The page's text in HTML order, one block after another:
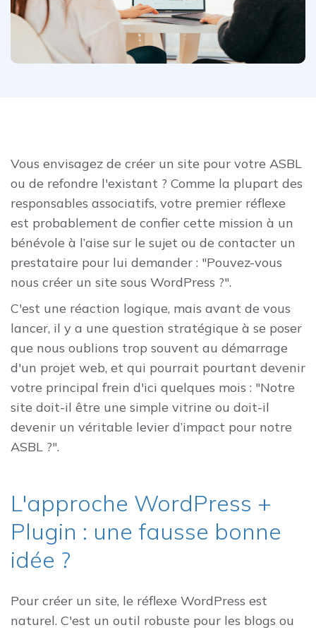
Vous envisagez de créer un site pour votre ASBL
ou de refondre l'existant ? Comme la plupart des
responsables associatifs, votre premier réflexe
est probablement de confier cette mission à un
bénévole à l’aise sur le sujet ou de contacter un
prestataire pour lui demander : "Pouvez-vous
nous créer un site sous WordPress ?".
C'est une réaction logique, mais avant de vous
lancer, il y a une question stratégique à se poser
que nous oublions trop souvent au démarrage
d'un projet web, et qui pourrait pourtant devenir
votre principal frein d'ici quelques mois : "Notre
site doit-il être une simple vitrine ou doit-il
devenir un véritable levier d’impact pour notre
ASBL ?".
L'approche WordPress +
Plugin : une fausse bonne
idée ?
Pour créer un site, le réflexe WordPress est
naturel. C'est un outil robuste pour les blogs ou